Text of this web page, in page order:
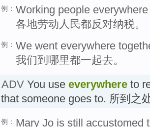
例： Working people
各地劳动人民都反对纳税。
例： We went everywhere
我们到哪里都一起去。
ADV You use everywhere to
that someone goes to. 所到之
例： Mary Jo is still accustomed